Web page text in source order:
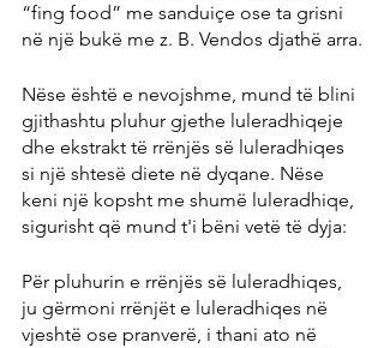
“fing food” me sanduiçe ose ta grisni
në një bukë me z. B. Vendos djathë arra.
Nëse është e nevojshme, mund të blini
gjithashtu pluhur gjethe luleradhiqeje
dhe ekstrakt të rrënjës së luleradhiqes
si një shtesë diete në dyqane. Nëse
keni një kopsht me shumë luleradhiqe,
sigurisht që mund t'i bëni vetë të dyja:
Për pluhurin e rrënjës së luleradhiqes,
ju gërmoni rrënjët e luleradhiqes në
vjeshtë ose pranverë, i thani ato në